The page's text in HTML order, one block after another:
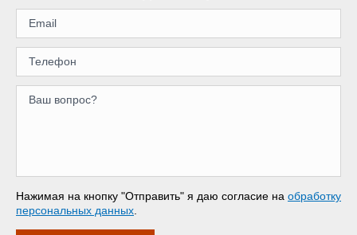
Нажимая на кнопку "Отправить" я даю согласие на обработку
персональных данных